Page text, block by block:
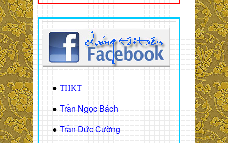
● THKT
● Trần Ngọc Bách
● Trần Đức Cường